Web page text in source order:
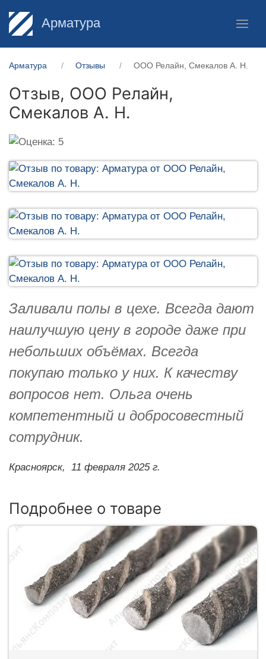
Арматура
Арматура Отзывы ООО Релайн, Смекалов А. Н.
Отзыв, ООО Релайн,
Смекалов А. Н.
Заливали полы в цехе. Всегда дают
наилучшую цену в городе даже при
небольших объёмах. Всегда
покупаю только у них. К качеству
вопросов нет. Ольга очень
компетентный и добросовестный
сотрудник.
Красноярск, 11 февраля 2025 г.
Подробнее о товаре